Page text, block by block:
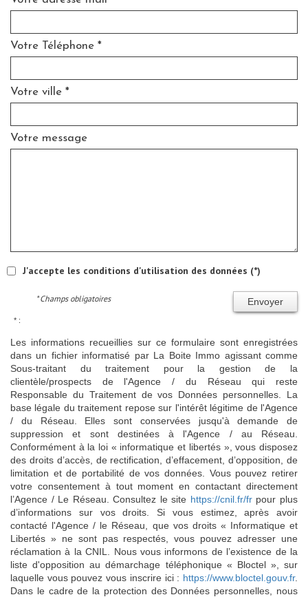
Votre Téléphone *
Votre ville *
Votre message
J'accepte les conditions d'utilisation des données (*)
Envoyer
* Champs obligatoires
* :
Les informations recueillies sur ce formulaire sont enregistrées
dans un fichier informatisé par La Boite Immo agissant comme
Sous-traitant du traitement pour la gestion de la
clientèle/prospects de l'Agence / du Réseau qui reste
Responsable du Traitement de vos Données personnelles. La
base légale du traitement repose sur l'intérêt légitime de l'Agence
/ du Réseau. Elles sont conservées jusqu'à demande de
suppression et sont destinées à l'Agence / au Réseau.
Conformément à la loi « informatique et libertés », vous disposez
des droits d’accès, de rectification, d’effacement, d’opposition, de
limitation et de portabilité de vos données. Vous pouvez retirer
votre consentement à tout moment en contactant directement
l’Agence / Le Réseau. Consultez le site https://cnil.fr/frpour plus
d’informations sur vos droits. Si vous estimez, après avoir
contacté l'Agence / le Réseau, que vos droits « Informatique et
Libertés » ne sont pas respectés, vous pouvez adresser une
réclamation à la CNIL. Nous vous informons de l’existence de la
liste d'opposition au démarchage téléphonique « Bloctel », sur
laquelle vous pouvez vous inscrire ici : https://www.bloctel.gouv.fr.
Dans le cadre de la protection des Données personnelles, nous